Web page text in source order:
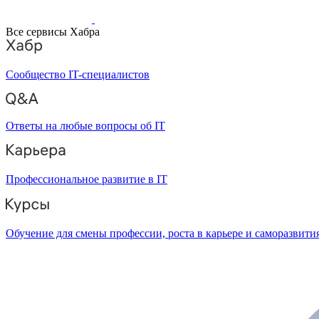
Все сервисы Хабра
Сообщество IT-специалистов
Ответы на любые вопросы об IT
Профессиональное развитие в IT
Обучение для смены профессии, роста в карьере и